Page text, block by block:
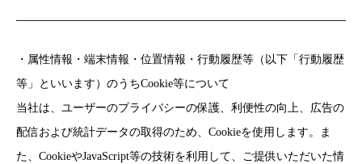
・属性情報・端末情報・位置情報・行動履歴等（以下「行動履歴
等」といいます）のうちCookie等について
当社は、ユーザーのプライバシーの保護、利便性の向上、広告の
配信および統計データの取得のため、Cookieを使用します。ま
た、CookieやJavaScript等の技術を利用して、ご提供いただいた情